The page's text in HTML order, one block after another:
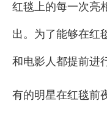
红毯上的每一次亮
出。为了能够在红
和电影人都提前进
有的明星在红毯前